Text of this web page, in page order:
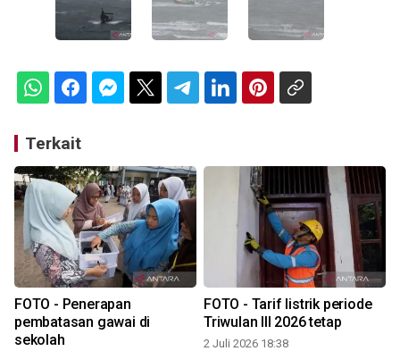
Terkait
FOTO - Penerapan
pembatasan gawai di
sekolah
FOTO - Tarif listrik periode
Triwulan III 2026 tetap
2 Juli 2026 18:38